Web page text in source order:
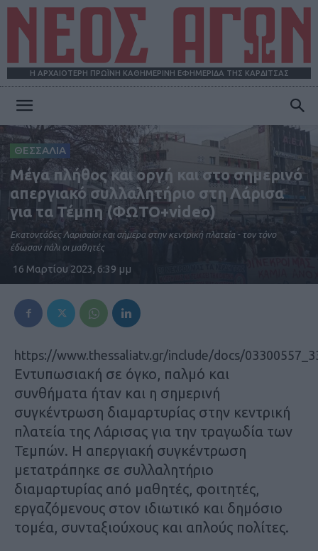
Η ΑΡΧΑΙΟΤΕΡΗ ΠΡΩΪΝΗ ΚΑΘΗΜΕΡΙΝΗ ΕΦΗΜΕΡΙΔΑ ΤΗΣ ΚΑΡΔΙΤΣΑΣ
ΑΓΩΝ
ΘΕΣΣΑΛΙΑ
Μέγα πλήθος και οργή και στο σημερινό
απεργιακό συλλαλητήριο στη Λάρισα
για τα Τέμπη (ΦΩΤΟ+video)
Εκατοντάδες Λαρισαίοι και σήμερα στην κεντρική πλατεία - τον τόνο
έδωσαν πάλι οι μαθητές
16 Μαρτίου 2023, 6:39 μμ
https://www.thessaliatv.gr/include/docs/
Εντυπωσιακή σε όγκο, παλμό και
συνθήματα ήταν και η σημερινή
συγκέντρωση διαμαρτυρίας στην κεντρική
πλατεία της Λάρισας για την τραγωδία των
Τεμπών. Η απεργιακή συγκέντρωση
μετατράπηκε σε συλλαλητήριο
διαμαρτυρίας από μαθητές, φοιτητές,
εργαζόμενους στον ιδιωτικό και δημόσιο
τομέα, συνταξιούχους και απλούς πολίτες.